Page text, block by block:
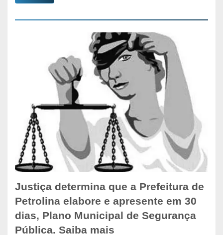
Justiça determina que a Prefeitura de
Petrolina elabore e apresente em 30
dias, Plano Municipal de Segurança
Pública. Saiba mais